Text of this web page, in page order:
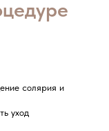
солярия и
уход